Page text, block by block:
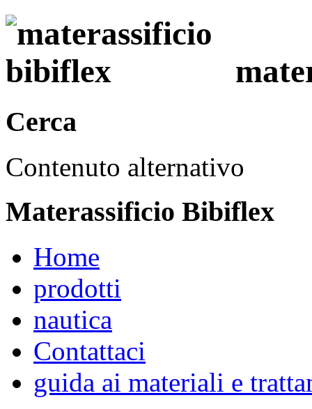
Cerca
Contenuto alternativo
Materassificio Bibiflex
Home
prodotti
nautica
Contattaci
guida ai materiali e